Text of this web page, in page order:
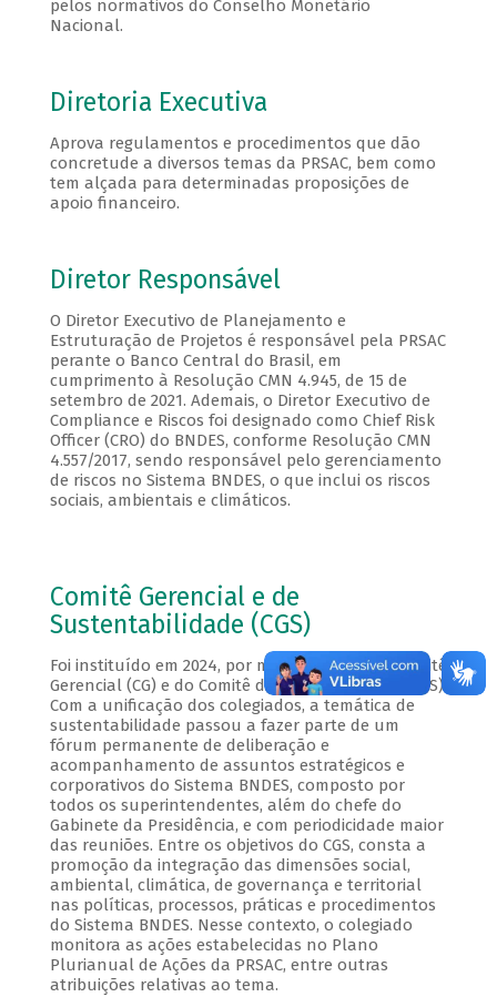
pelos normativos do Conselho Monetário
Nacional.
Diretoria Executiva
Aprova regulamentos e procedimentos que dão
concretude a diversos temas da PRSAC, bem como
tem alçada para determinadas proposições de
apoio financeiro.
Diretor Responsável
O Diretor Executivo de Planejamento e
Estruturação de Projetos é responsável pela PRSAC
perante o Banco Central do Brasil, em
cumprimento à Resolução CMN 4.945, de 15 de
setembro de 2021. Ademais, o Diretor Executivo de
Compliance e Riscos foi designado como Chief Risk
Officer (CRO) do BNDES, conforme Resolução CMN
4.557/2017, sendo responsável pelo gerenciamento
de riscos no Sistema BNDES, o que inclui os riscos
sociais, ambientais e climáticos.
Comitê Gerencial e de
Sustentabilidade (CGS)
Foi instituído em 2024, por meio da fusão do Comitê
Gerencial (CG) e do Comitê de Sustentabilidade (CS).
Com a unificação dos colegiados, a temática de
sustentabilidade passou a fazer parte de um
fórum permanente de deliberação e
acompanhamento de assuntos estratégicos e
corporativos do Sistema BNDES, composto por
todos os superintendentes, além do chefe do
Gabinete da Presidência, e com periodicidade maior
das reuniões. Entre os objetivos do CGS, consta a
promoção da integração das dimensões social,
ambiental, climática, de governança e territorial
nas políticas, processos, práticas e procedimentos
do Sistema BNDES. Nesse contexto, o colegiado
monitora as ações estabelecidas no Plano
Plurianual de Ações da PRSAC, entre outras
atribuições relativas ao tema.